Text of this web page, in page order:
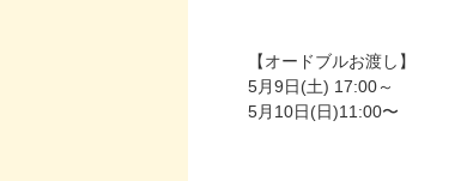
【オードブルお渡し】
5月9日(土) 17:00～
5月10日(日)11:00〜